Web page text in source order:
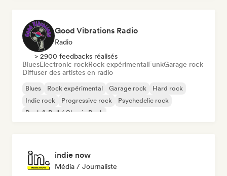
Good Vibrations Radio
Radio
> 2900 feedbacks réalisés
BluesElectronic rockRock expérimentalFunkGarage rock
Diffuser des artistes en radio
Blues Rock expérimental Garage rock
Hard rock
Indie rock
Progressive rock
Psychedelic rock
Rock & Roll / Classic Rock
indie now
Média / Journaliste